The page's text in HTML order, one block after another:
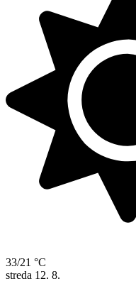
33/21 °C
streda 12. 8.